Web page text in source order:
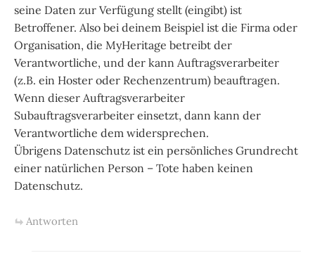
seine Daten zur Verfügung stellt (eingibt) ist
Betroffener. Also bei deinem Beispiel ist die Firma oder
Organisation, die MyHeritage betreibt der
Verantwortliche, und der kann Auftragsverarbeiter
(z.B. ein Hoster oder Rechenzentrum) beauftragen.
Wenn dieser Auftragsverarbeiter
Subauftragsverarbeiter einsetzt, dann kann der
Verantwortliche dem widersprechen.
Übrigens Datenschutz ist ein persönliches Grundrecht
einer natürlichen Person – Tote haben keinen
Datenschutz.
Antworten